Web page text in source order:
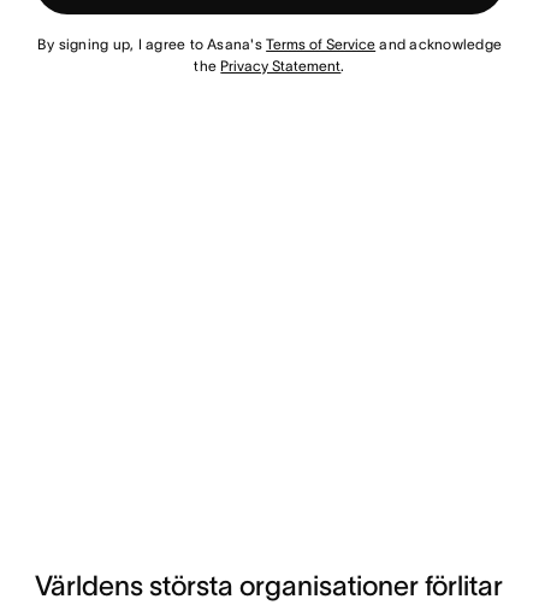
By signing up, I agree to Asana'sTerms of Service and acknowledge
the Privacy Statement.
Världens största organisationer förlitar